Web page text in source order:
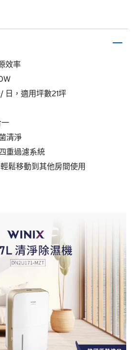
效率
日，適用坪數21坪
清淨
重過濾系統
鬆移動到其他房間使用